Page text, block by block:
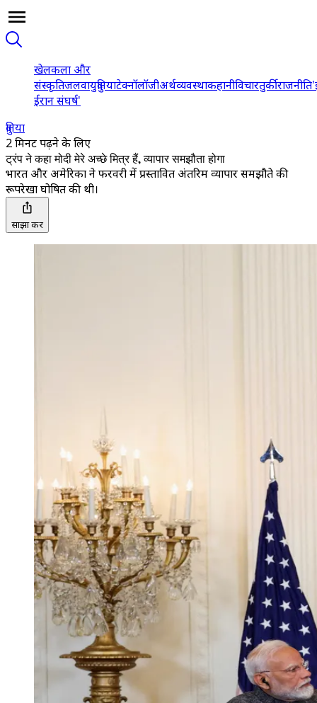
खेलकला और
संस्कृतिजलवायुदुनियाटेक्नॉलॉजीअर्थव्यवस्थाकहानीविचारतुर्कीराजनीति
ईरान संघर्ष'
दुनिया
2 मिनट पढ़ने के लिए
ट्रंप ने कहा मोदी मेरे अच्छे मित्र हैं, व्यापार समझौता होगा
भारत और अमेरिका ने फरवरी में प्रस्तावित अंतरिम व्यापार समझौते की
रूपरेखा घोषित की थी।
साझा करें